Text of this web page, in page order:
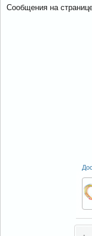
Сообщения на